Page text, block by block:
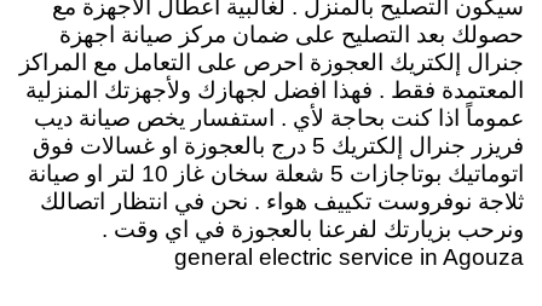
سيكون التصليح بالمنزل . لغالبية اعطال الاجهزة مع
حصولك بعد التصليح على ضمان مركز صيانة اجهزة
جنرال إلكتريك العجوزة احرص على التعامل مع المراكز
المعتمدة فقط . فهذا افضل لجهازك ولأجهزتك المنزلية
عموماً اذا كنت بحاجة لأي . استفسار يخص صيانة ديب
فريزر جنرال إلكتريك 5 درج بالعجوزة او غسالات فوق
اتوماتيك بوتاجازات 5 شعلة سخان غاز 10 لتر او صيانة
ثلاجة نوفروست تكييف هواء . نحن في انتظار اتصالك
ونرحب بزيارتك لفرعنا بالعجوزة في اي وقت .
general electric service in Agouza